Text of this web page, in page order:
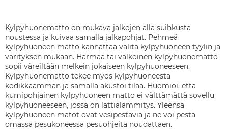
Kylpyhuonematto on mukava jalkojen alla suihkusta
noustessa ja kuivaa samalla jalkapohjat. Pehmeä
kylpyhuoneen matto kannattaa valita kylpyhuoneen tyylin ja
värityksen mukaan. Harmaa tai valkoinen kylpyhuonematto
sopii väreiltään melkein jokaiseen kylpyhuoneeseen.
Kylpyhuonematto tekee myös kylpyhuoneesta
kodikkaamman ja samalla akustoi tilaa. Huomioi, että
kumipohjainen kylpyhuoneen matto ei välttämättä sovellu
kylpyhuoneeseen, jossa on lattialämmitys. Yleensä
kylpyhuoneen matot ovat vesipestäviä ja ne voi pestä
omassa pesukoneessa pesuohjeita noudattaen.